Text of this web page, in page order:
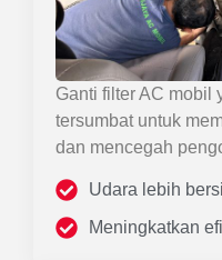
Ganti filter AC mobil
tersumbat untuk
dan mencegah
Udara lebih
Meningkatkan